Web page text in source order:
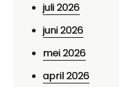
juli 2026
juni 2026
mei 2026
april 2026